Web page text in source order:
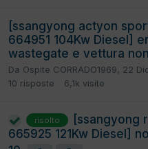
[ssangyong actyon
664951 104Kw Diesel]
wastegate e vettura
Da Ospite CORRADO1969, 22
10 risposte 6,1k visite
risolto
[ssangyong
665925 121Kw Diesel]